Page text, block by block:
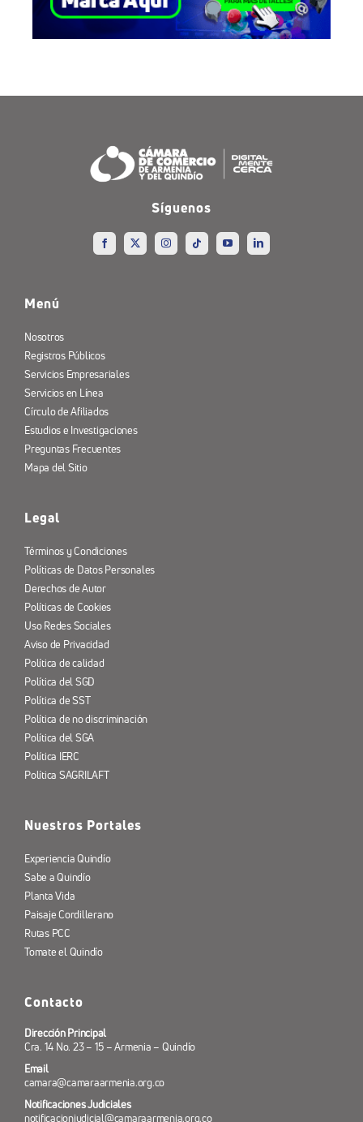
Síguenos
Menú
Nosotros
Registros Públicos
Servicios Empresariales
Servicios en Línea
Círculo de Afiliados
Estudios e Investigaciones
Preguntas Frecuentes
Mapa del Sitio
Legal
Términos y Condiciones
Políticas de Datos Personales
Derechos de Autor
Políticas de Cookies
Uso Redes Sociales
Aviso de Privacidad
Política de calidad
Política del SGD
Política de SST
Política de no discriminación
Política del SGA
Política IERC
Política SAGRILAFT
Nuestros Portales
Experiencia Quindío
Sabe a Quindío
Planta Vida
Paisaje Cordillerano
Rutas PCC
Tomate el Quindío
Contacto
Dirección Principal
Cra. 14 No. 23 – 15 – Armenia – Quindío
Email
camara@camaraarmenia.org.co
Notificaciones Judiciales
notificacionjudicial@camaraarmenia.org.co